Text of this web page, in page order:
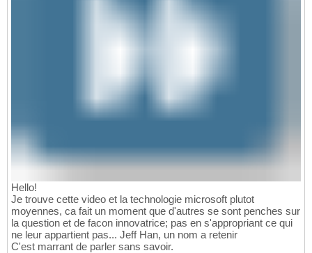
Hello!
Je trouve cette video et la technologie microsoft plutot
moyennes, ca fait un moment que d'autres se sont penches sur
la question et de facon innovatrice; pas en s'appropriant ce qui
ne leur appartient pas... Jeff Han, un nom a retenir
C'est marrant de parler sans savoir.